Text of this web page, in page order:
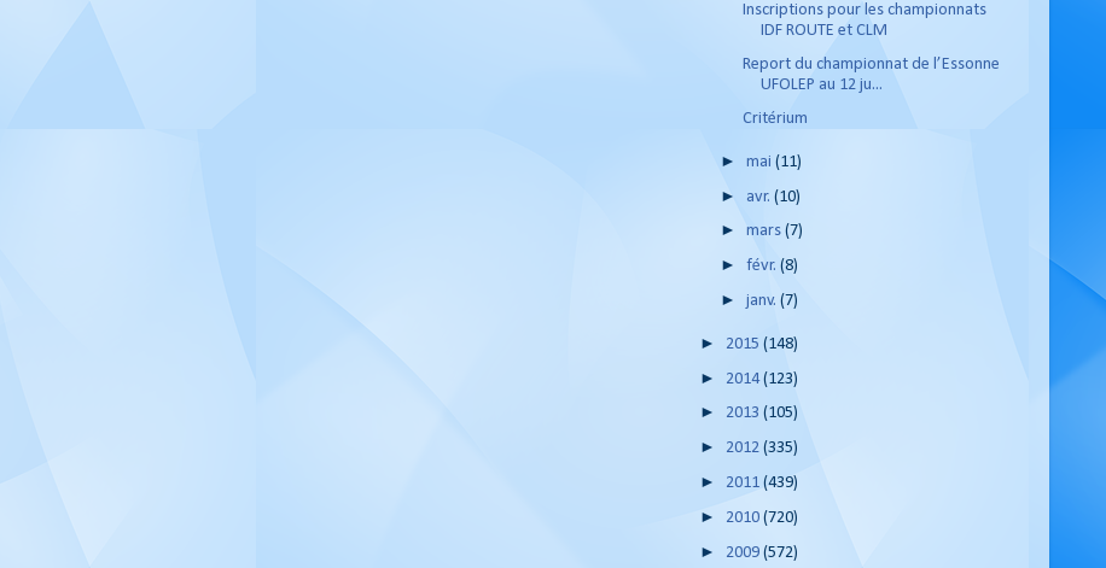
Inscriptions pour les championnats
IDF ROUTE et CLM
Report du championnat de l’Essonne
UFOLEP au 12 ju...
Critérium
►mai(11)
► avr.(10)
►mars(7)
►févr.(8)
►janv.(7)
► 2015 (148)
► 2014(123)
► 2013 (105)
► 2012 (335)
► 2011 (439)
► 2010 (720)
► 2009 (572)